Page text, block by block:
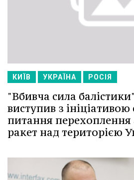
КИЇВ УКРАЇНА РОСІЯ
"Вбивча сила
виступив з
питання перехоплення
ракет над територією